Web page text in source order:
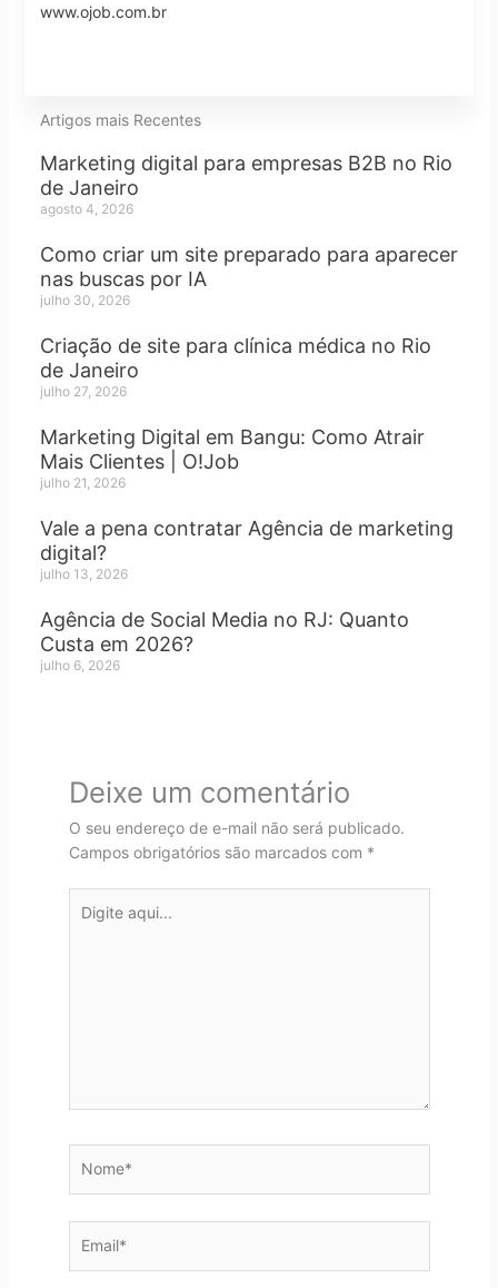
Artigos mais Recentes
Marketing digital para empresas B2B no Rio
de Janeiro
agosto 4, 2026
Como criar um site preparado para aparecer
nas buscas por IA
julho 30, 2026
Criação de site para clínica médica no Rio
de Janeiro
julho 27, 2026
Marketing Digital em Bangu: Como Atrair
Mais Clientes | O!Job
julho 21, 2026
Vale a pena contratar Agência de marketing
digital?
julho 13, 2026
Agência de Social Media no RJ: Quanto
Custa em 2026?
julho 6, 2026
www.ojob.com.br
Deixe um comentário
O seu endereço de e-mail não será publicado.
Campos obrigatórios são marcados com *
aqui...